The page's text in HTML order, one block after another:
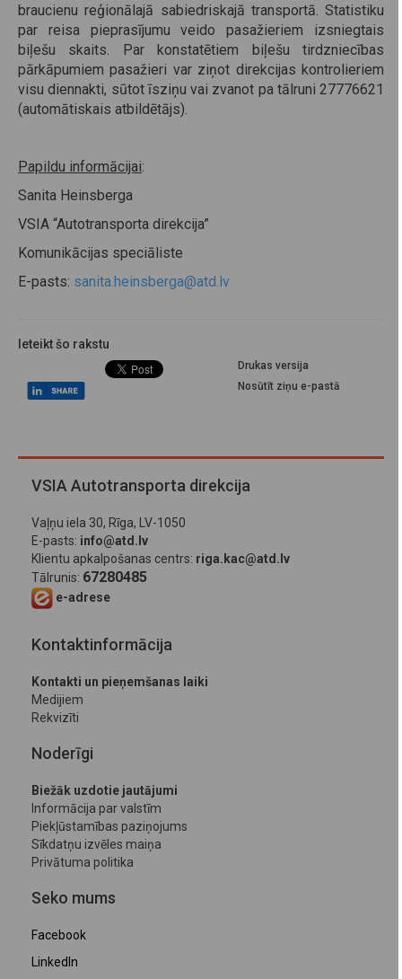
braucienu reģionālajā sabiedriskajā transportā. Statistiku
par reisa pieprasījumu veido pasažieriem izsniegtais
biļešu skaits. Par konstatētiem biļešu tirdzniecības
pārkāpumiem pasažieri var ziņot direkcijas kontrolieriem
visu diennakti, sūtot īsziņu vai zvanot pa tālruni 27776621
(automātiskais atbildētājs).
Papildu informācijai:
Sanita Heinsberga
VSIA “Autotransporta direkcija”
Komunikācijas speciāliste
E-pasts: sanita.heinsberga@atd.lv
Ieteikt šo rakstu
Drukas versija
Nosūtīt ziņu e-pastā
VSIA Autotransporta direkcija
Vaļņu iela 30, Rīga, LV-1050
E-pasts: info@atd.lv
Klientu apkalpošanas centrs: riga.kac@atd.lv
Tālrunis: 67280485
e-adrese
Kontaktinformācija
Kontakti un pieņemšanas laiki
Medijiem
Rekvizīti
Noderīgi
Biežāk uzdotie jautājumi
Informācija par valstīm
Piekļūstamības paziņojums
Sīkdatņu izvēles maiņa
Privātuma politika
Seko mums
Facebook
LinkedIn